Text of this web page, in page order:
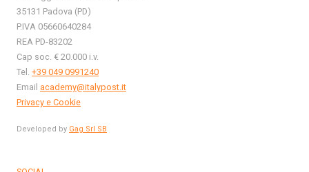
35131 Padova (PD)
P.IVA 05660640284
REA PD-83202
Cap soc. € 20.000 i.v.
Tel. +39 049 0991240
Email academy@italypost.it
Privacy e Cookie
Developed by Gag Srl SB